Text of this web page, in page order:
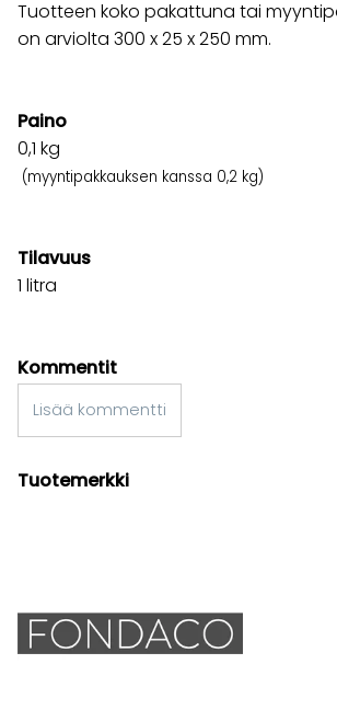
Tuotteen koko pakattuna tai
on arviolta 300 x 25 x 250 mm.
Paino
0,1 kg
(myyntipakkauksen kanssa 0,2 kg)
Tilavuus
1 litra
Kommentit
Lisää kommentti
Tuotemerkki